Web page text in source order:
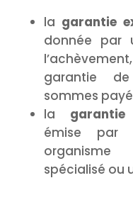
la garantie
donnée par
garantie
sommes
la garantie
émise par
spécialisé ou